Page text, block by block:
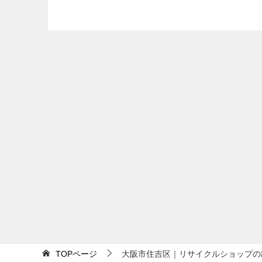
TOPページ 大阪市住吉区｜リサイクルショップ